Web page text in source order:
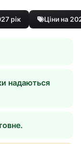
рік Ціни на
надаються